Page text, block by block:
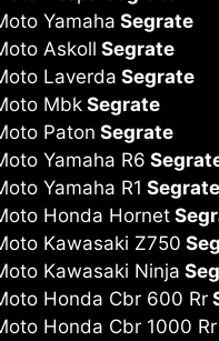
Yamaha Segrate
Askoll Segrate
Laverda Segrate
MbkSegrate
Paton Segrate
Yamaha R6
Yamaha R1 Segrate
Honda Hornet
Kawasaki Z750
Kawasaki Ninja
Honda Cbr 600 Rr
Honda Cbr 1000 Rr